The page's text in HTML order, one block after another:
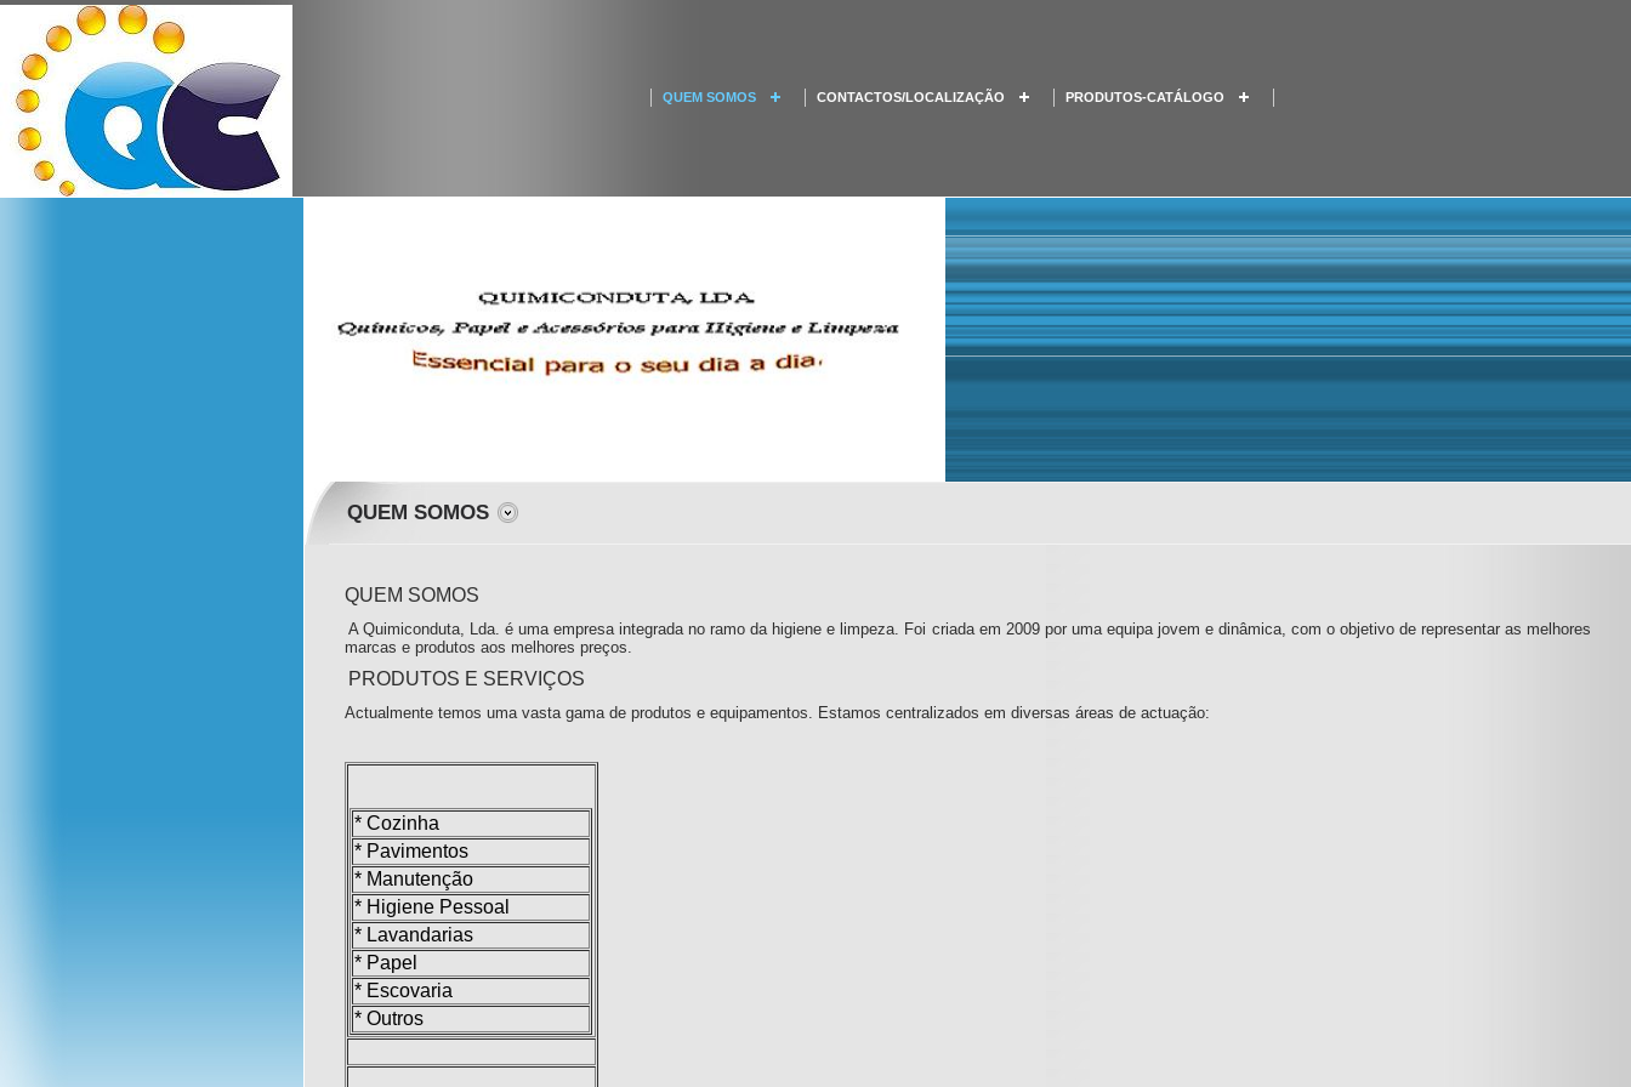
QUEM SOMOS CONTACTOS/LOCALIZAÇÃO PRODUTOS-CATÁLOGO
QUEM SOMOS
QUEM SOMOS
A Quimiconduta, Lda. é uma empresa integrada no ramo da higiene e limpeza. Foi criada em 2009 por uma equipa jovem e dinâmica, com o objetivo de representar as melhores
marcas e produtos aos melhores preços.
PRODUTOS E SERVIÇOS
Actualmente temos uma vasta gama de produtos e equipamentos. Estamos centralizados em diversas áreas de actuação:
* Cozinha
* Pavimentos
* Manutenção
* Higiene Pessoal
* Lavandarias
* Papel
* Escovaria
* Outros